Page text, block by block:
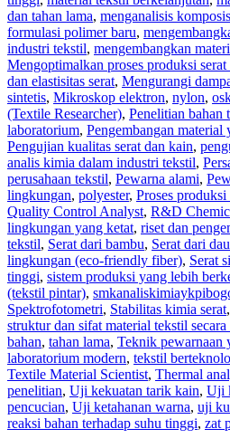
dan tahan lama, menganalisis
formulasi polimer baru,
industri tekstil, mengembangkan
Mengoptimalkan proses produksi serat
dan elastisitas serat, Mengurangi
sintetis, Mikroskop elektron, nylon,
(Textile Researcher), Penelitian bahan
laboratorium, Pengembangan
Pengujian kualitas serat dan kain,
analis kimia dalam industri tekstil,
perusahaan tekstil, Pewarna alami,
lingkungan, polyester, Proses
Quality Control Analyst, R&D
lingkungan yang ketat, riset dan
tekstil, Serat dari bambu, Serat dari
lingkungan (eco-friendly fiber), Serat
tinggi, sistem produksi yang lebih
(tekstil pintar),
Spektrofotometri, Stabilitas kimia serat,
struktur dan sifat material tekstil secara
bahan, tahan lama, Teknik pewarnaan
laboratorium modern, tekstil
Textile Material Scientist, Thermal
penelitian, Uji kekuatan tarik kain, Uji
pencucian, Uji ketahanan warna, uji
reaksi bahan terhadap suhu tinggi, zat